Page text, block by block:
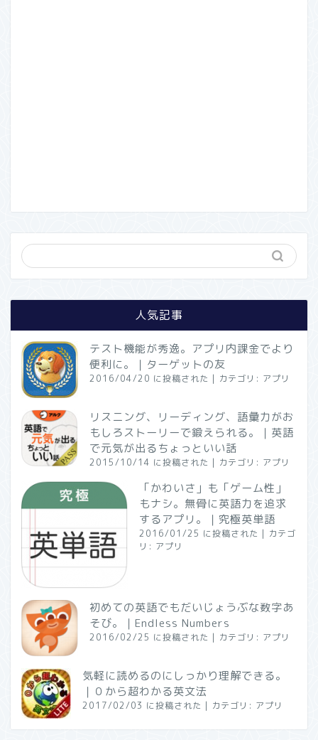
人気記事
テスト機能が秀逸。アプリ内課金でより
便利に。｜ターゲットの友
2016/04/20 に投稿された | カテゴリ: アプリ
リスニング、リーディング、語彙力がお
もしろストーリーで鍛えられる。｜英語
で元気が出るちょっといい話
2015/10/14 に投稿された | カテゴリ: アプリ
「かわいさ」も「ゲーム性」
もナシ。無骨に英語力を追求
するアプリ。｜究極英単語
2016/01/25 に投稿された | カテゴ
リ: アプリ
初めての英語でもだいじょうぶな数字あ
そび。｜Endless Numbers
2016/02/25 に投稿された | カテゴリ: アプリ
気軽に読めるのにしっかり理解できる。
｜０から超わかる英文法
2017/02/03 に投稿された | カテゴリ: アプリ